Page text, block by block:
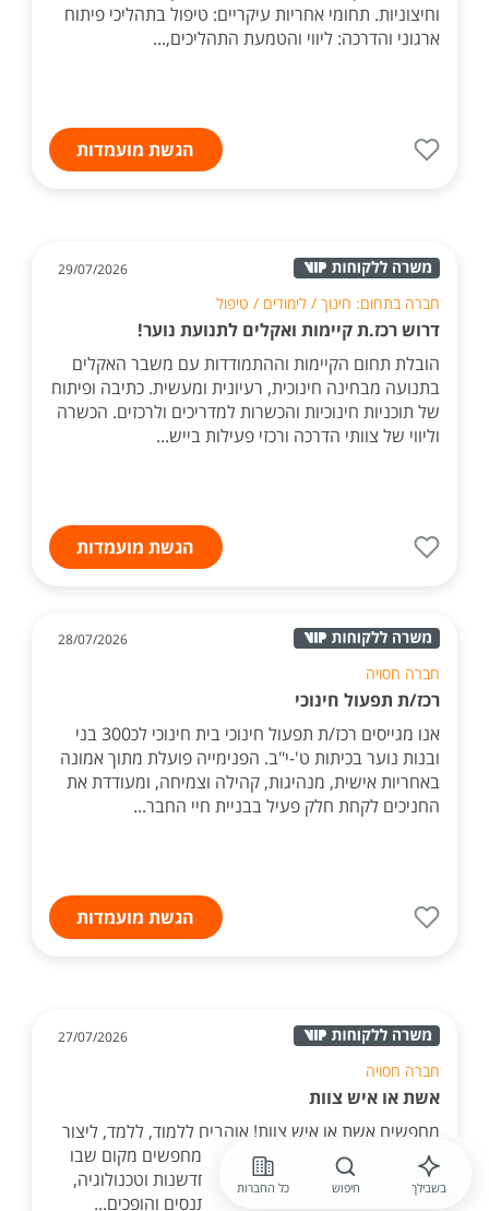
וחיצוניות. תחומי אחריות עיקריים: טיפול בתהליכי פיתוח
ארגוני והדרכה: ליווי והטמעת התהליכים,...
הגשת מועמדות
29/07/2026
חברה בתחום: חינוך / לימודים / טיפול
דרוש רכז.ת קיימות ואקלים לתנועת נוער!
הובלת תחום הקיימות וההתמודדות עם משבר האקלים
בתנועה מבחינה חינוכית, רעיונית ומעשית. כתיבה ופיתוח
של תוכניות חינוכיות והכשרות למדריכים ולרכזים. הכשרה
וליווי של צוותי הדרכה ורכזי פעילות בייש...
הגשת מועמדות
28/07/2026
חברה חסויה
רכז/ת תפעול חינוכי
אנו מגייסים רכז/ת תפעול חינוכי בית חינוכי לכ300 בני
ובנות נוער בכיתות ט'-י"ב. הפנימייה פועלת מתוך אמונה
באחריות אישית, מנהיגות, קהילה וצמיחה, ומעודדת את
החניכים לקחת חלק פעיל בבניית חיי החבר...
הגשת מועמדות
27/07/2026
חברה חסויה
אשת או איש צוות
מחפשים אשת או איש צוות! אוהבים ללמוד, ללמד, ליצור
ולעשות? נהנים לעבוד עם אנשים ומחפשים מקום שבו
אין שני ימים זהים? מרחב ליצירה, חדשנות וטכנולוגיה,
שבו אנשים מכל הגילים לומדים, מתנסים והופכים...
בשבילך חיפוש כל החברות